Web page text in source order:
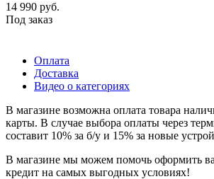
14 990 руб.
Под заказ
Оплата
Доставка
Видео о категориях
В магазине возможна оплата товара
карты. В случае выбора оплаты через
составит 10% за б/у и 15% за новые
В магазине мы можем помочь оформить
кредит на самых выгодных условиях!